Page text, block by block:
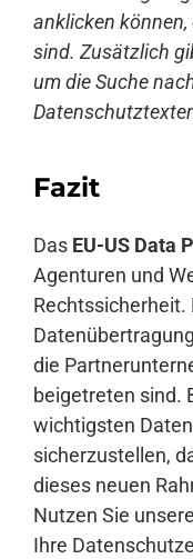
anklicken
sind. Zusätzlich
um die Suche
Fazit
Das EU-US Data
Agenturen und
Rechtssicherheit.
die
beigetreten sind.
wichtigsten
sicherzustellen,
dieses neuen
Nutzen Sie
Ihre